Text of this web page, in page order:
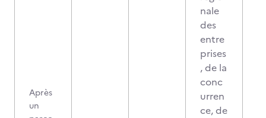
Après
un
nale
des
entre
prises
, de la
conc
urren
ce, de